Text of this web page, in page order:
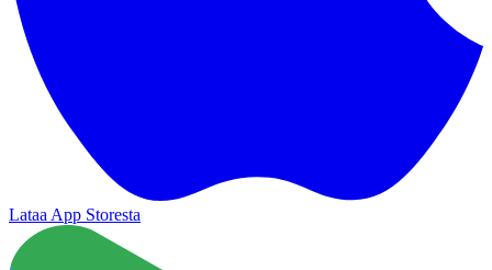
Lataa App Storesta